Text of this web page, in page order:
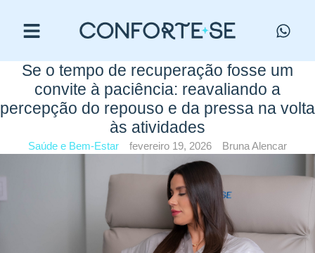
Se o tempo de recuperação fosse um
convite à paciência: reavaliando a
percepção do repouso e da pressa na volta
às atividades
Saúde e Bem-Estar fevereiro 19, 2026 Bruna Alencar